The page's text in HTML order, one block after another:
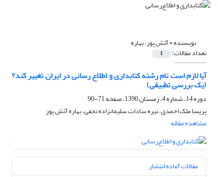
نویسنده =آتش پور، بهاره
تعداد مقالات: 1
آیا لازم است نام رشته کتابداری و اطلاع رسانی در ایران تغییر کند؟
(یک بررسی تطبیقی)
دوره 14، شماره 4، زمستان 1390، صفحه
71-90
پریسا ملک احمدی، نیره سادات سلیمانزاده نجفی، بهاره آتش پور
مشاهده مقاله
مقالات آماده انتشار